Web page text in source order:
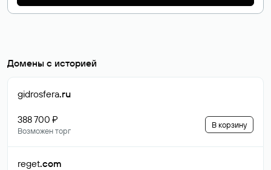
Домены с историей
gidrosfera.ru
388 700 ₽
Возможен торг
В корзину
reget.com